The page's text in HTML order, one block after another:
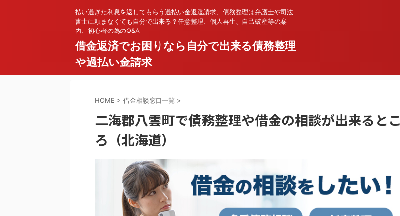
払い過ぎた利息を返してもらう過払い金返還請求、債務整理は弁護士や司法
書士に頼まなくても自分で出来る？任意整理、個人再生、自己破産等の案
内、初心者の為のQ&A
借金返済でお困りなら自分で出来る債務整理
や過払い金請求
HOME > 借金相談窓口一覧 >
二海郡八雲町で債務整理や借金の相談が出来るとこ
ろ（北海道）